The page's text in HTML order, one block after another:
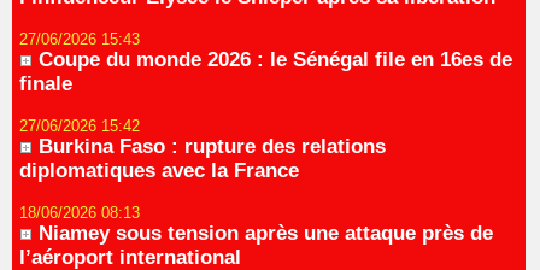
27/06/2026 15:43
Coupe du monde 2026 : le Sénégal file en 16es de
finale
27/06/2026 15:42
Burkina Faso : rupture des relations
diplomatiques avec la France
18/06/2026 08:13
Niamey sous tension après une attaque près de
l’aéroport international